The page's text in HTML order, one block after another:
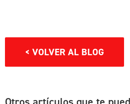
< VOLVER AL BLOG